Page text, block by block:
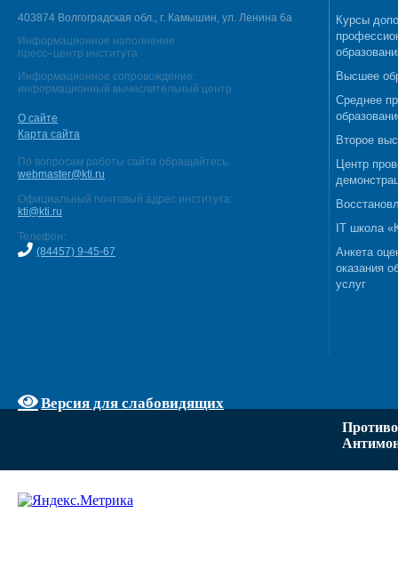
403874 Волгоградская обл., г. Камышин, ул. Ленина 6а
Информационное наполнение:
пресс–центр института
Информационное сопровождение:
информационный вычислительный центр
О сайте
Карта сайта
По вопросам работы сайта обращайтесь:
webmaster@kti.ru
Официальный почтовый адрес института:
kti@kti.ru
Телефон:
(84457) 9-45-67
Версия для слабовидящих
Курсы
Высшее
Среднее
Второе
Центр
IT школа
Анкета
оказания
услуг